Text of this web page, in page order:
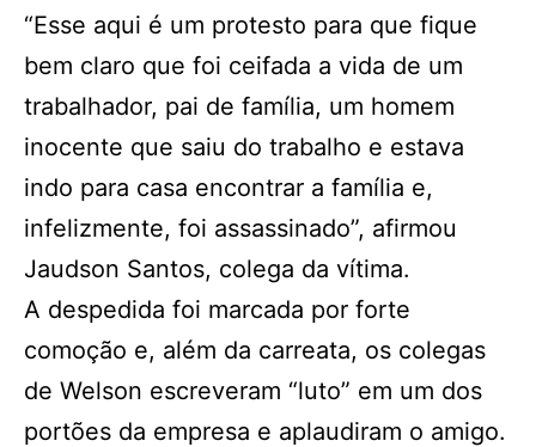
“Esse aqui é um protesto para que fique
bem claro que foi ceifada a vida de um
trabalhador, pai de família, um homem
inocente que saiu do trabalho e estava
indo para casa encontrar a família e,
infelizmente, foi assassinado”, afirmou
Jaudson Santos, colega da vítima.
A despedida foi marcada por forte
comoção e, além da carreata, os colegas
de Welson escreveram “luto” em um dos
portões da empresa e aplaudiram o amigo.